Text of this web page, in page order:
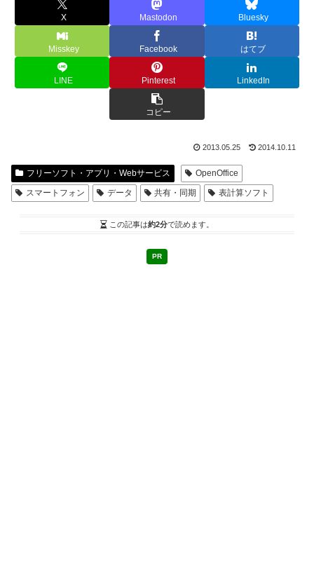
X Mastodon Bluesky
Misskey Facebook はてブ
LINE Pinterest LinkedIn
コピー
2013.05.25 2014.10.11
フリーソフト・アプリ・Webサービス
OpenOffice
スマートフォン
データ 共有・同期 表計算ソフト
この記事は約2分で読めます。
PR